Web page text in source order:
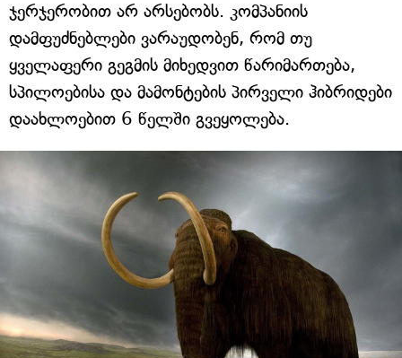
ჯერჯერობით არ არსებობს. კომპანიის
დამფუძნებლები ვარაუდობენ, რომ თუ
ყველაფერი გეგმის მიხედვით წარიმართება,
სპილოებისა და მამონტების პირველი ჰიბრიდები
დაახლოებით 6 წელში გვეყოლება.